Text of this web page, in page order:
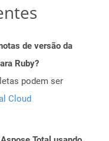
de versão da
Ruby?
podem ser
Cloud